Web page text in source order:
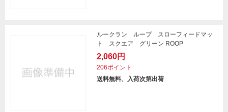
ルークラン ループ スローフィードマッ
ト スクエア グリーン ROOP
2,060円
206ポイント
送料無料、入荷次第出荷